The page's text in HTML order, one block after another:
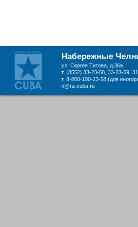
Набережные
ул. Сергея Титова, д.36а
т. (8552) 33-23-58, 33-23-59,
т. 8-800-100-23-58 (для
n@ra-cuba.ru